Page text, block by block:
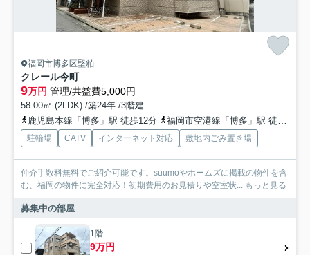
福岡市博多区堅粕
クレール今町
9万円 管理/共益費5,000円
58.00㎡ (2LDK) /築24年 /3階建
鹿児島本線「博多」駅 徒歩12分
福岡市空港線「博多」駅 徒歩12分
駐輪場 CATV インターネット対応 敷地内ごみ置き場
仲介手数料無料でご紹介可能です。suumoやホームズに掲載の物件を含
む、福岡の物件に完全対応！初期費用のお見積りや空室状... もっと見る
募集中の部屋
1階
9万円